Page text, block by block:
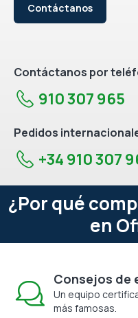
Contáctanos
Contáctanos por
910 307 965
Pedidos
+34 910 307
¿Por qué
en
Consejos de
Un equipo
más famosas.